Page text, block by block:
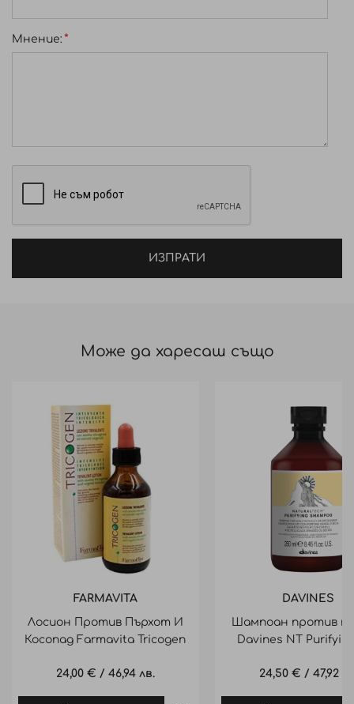
Мнение:
ИЗПРАТИ
Може да харесаш също
FARMAVITA
Лосион Против Пърхот И
Косопад Farmavita Tricogen
24,00 € / 46,94 лв.
DAVINES
Шампоан против
Davines NT
24,50 € / 47,92